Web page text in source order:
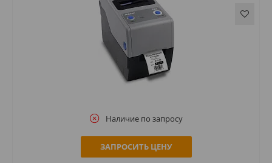
Наличие по запросу
ЗАПРОСИТЬ ЦЕНУ